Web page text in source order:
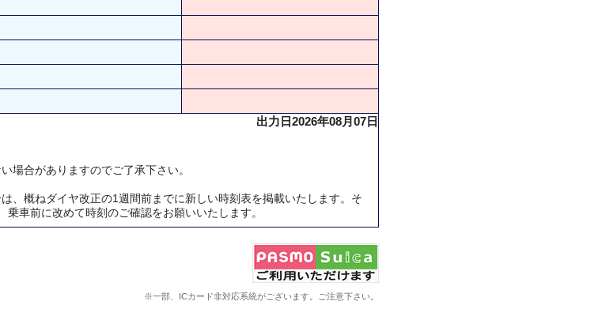
出力日2026年08月07日
合がありますのでご了承下さい。
、概ねダイヤ改正の1週間前までに新しい時刻表を掲載いたします。そ
車前に改めて時刻のご確認をお願いいたします。
※一部、ICカード非対応系統がございます。ご注意下さい。